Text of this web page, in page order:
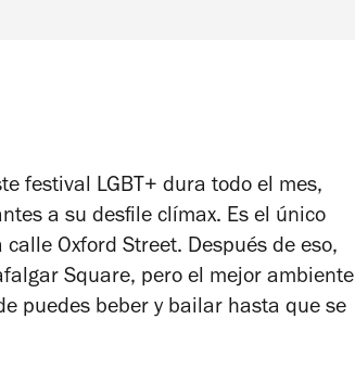
festival LGBT+ dura todo el mes,
a su desfile clímax. Es el único
Oxford Street. Después de eso,
Square, pero el mejor ambiente
puedes beber y bailar hasta que se